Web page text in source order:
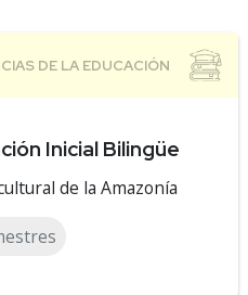
Inicial Bilingüe
de la Amazonía